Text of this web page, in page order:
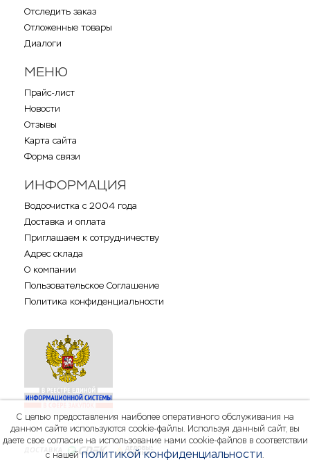
Отследить заказ
Отложенные товары
Диалоги
МЕНЮ
Прайс-лист
Новости
Отзывы
Карта сайта
Форма связи
ИНФОРМАЦИЯ
Водоочистка с 2004 года
Доставка и оплата
Приглашаем к сотрудничеству
Адрес склада
О компании
Пользовательское Соглашение
Политика конфиденциальности
С целью предоставления наиболее оперативного обслуживания на
данном сайте используются cookie-файлы. Используя данный сайт, вы
даете свое согласие на использование нами cookie-файлов в соответствии
с нашейполитикой конфиденциальности.